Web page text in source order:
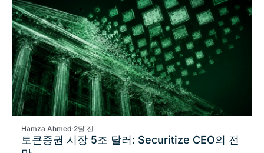
Hamza Ahmed·2달 전
토큰증권 시장 5조 달러: Securitize CEO의 전